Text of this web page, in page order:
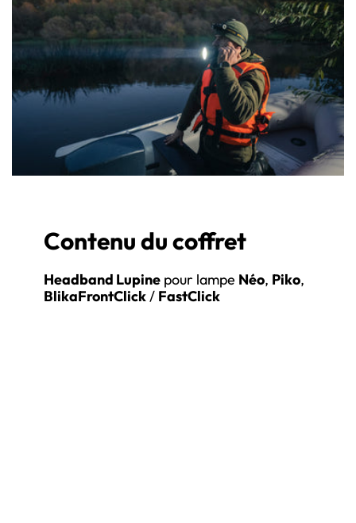
Contenu du coffret
Headband Lupine pour lampe Néo, Piko,
BlikaFrontClick/ FastClick